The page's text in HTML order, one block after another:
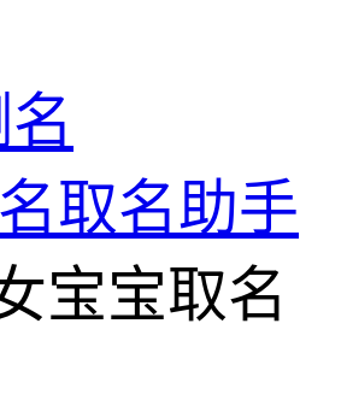
取名助手
宝宝取名